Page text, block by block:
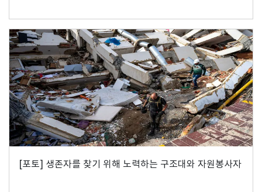
[포토] 생존자를 찾기 위해 노력하는 구조대와 자원봉사자